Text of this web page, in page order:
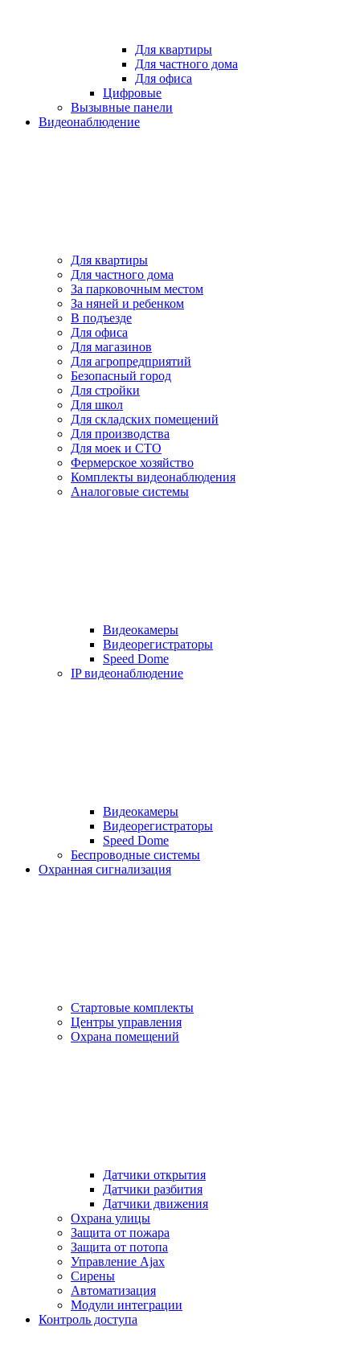
Для квартиры
Для частного дома
Для офиса
Цифровые
Вызывные панели
Видеонаблюдение
Для квартиры
Для частного дома
За парковочным местом
За няней и ребенком
В подъезде
Для офиса
Для магазинов
Для агропредприятий
Безопасный город
Для стройки
Для школ
Для складских помещений
Для производства
Для моек и СТО
Фермерское хозяйство
Комплекты видеонаблюдения
Аналоговые системы
Видеокамеры
Видеорегистраторы
Speed Dome
IP видеонаблюдение
Видеокамеры
Видеорегистраторы
Speed Dome
Беспроводные системы
Охранная сигнализация
Стартовые комплекты
Центры управления
Охрана помещений
Датчики открытия
Датчики разбития
Датчики движения
Охрана улицы
Защита от пожара
Защита от потопа
Управление Ajax
Сирены
Автоматизация
Модули интеграции
Контроль доступа